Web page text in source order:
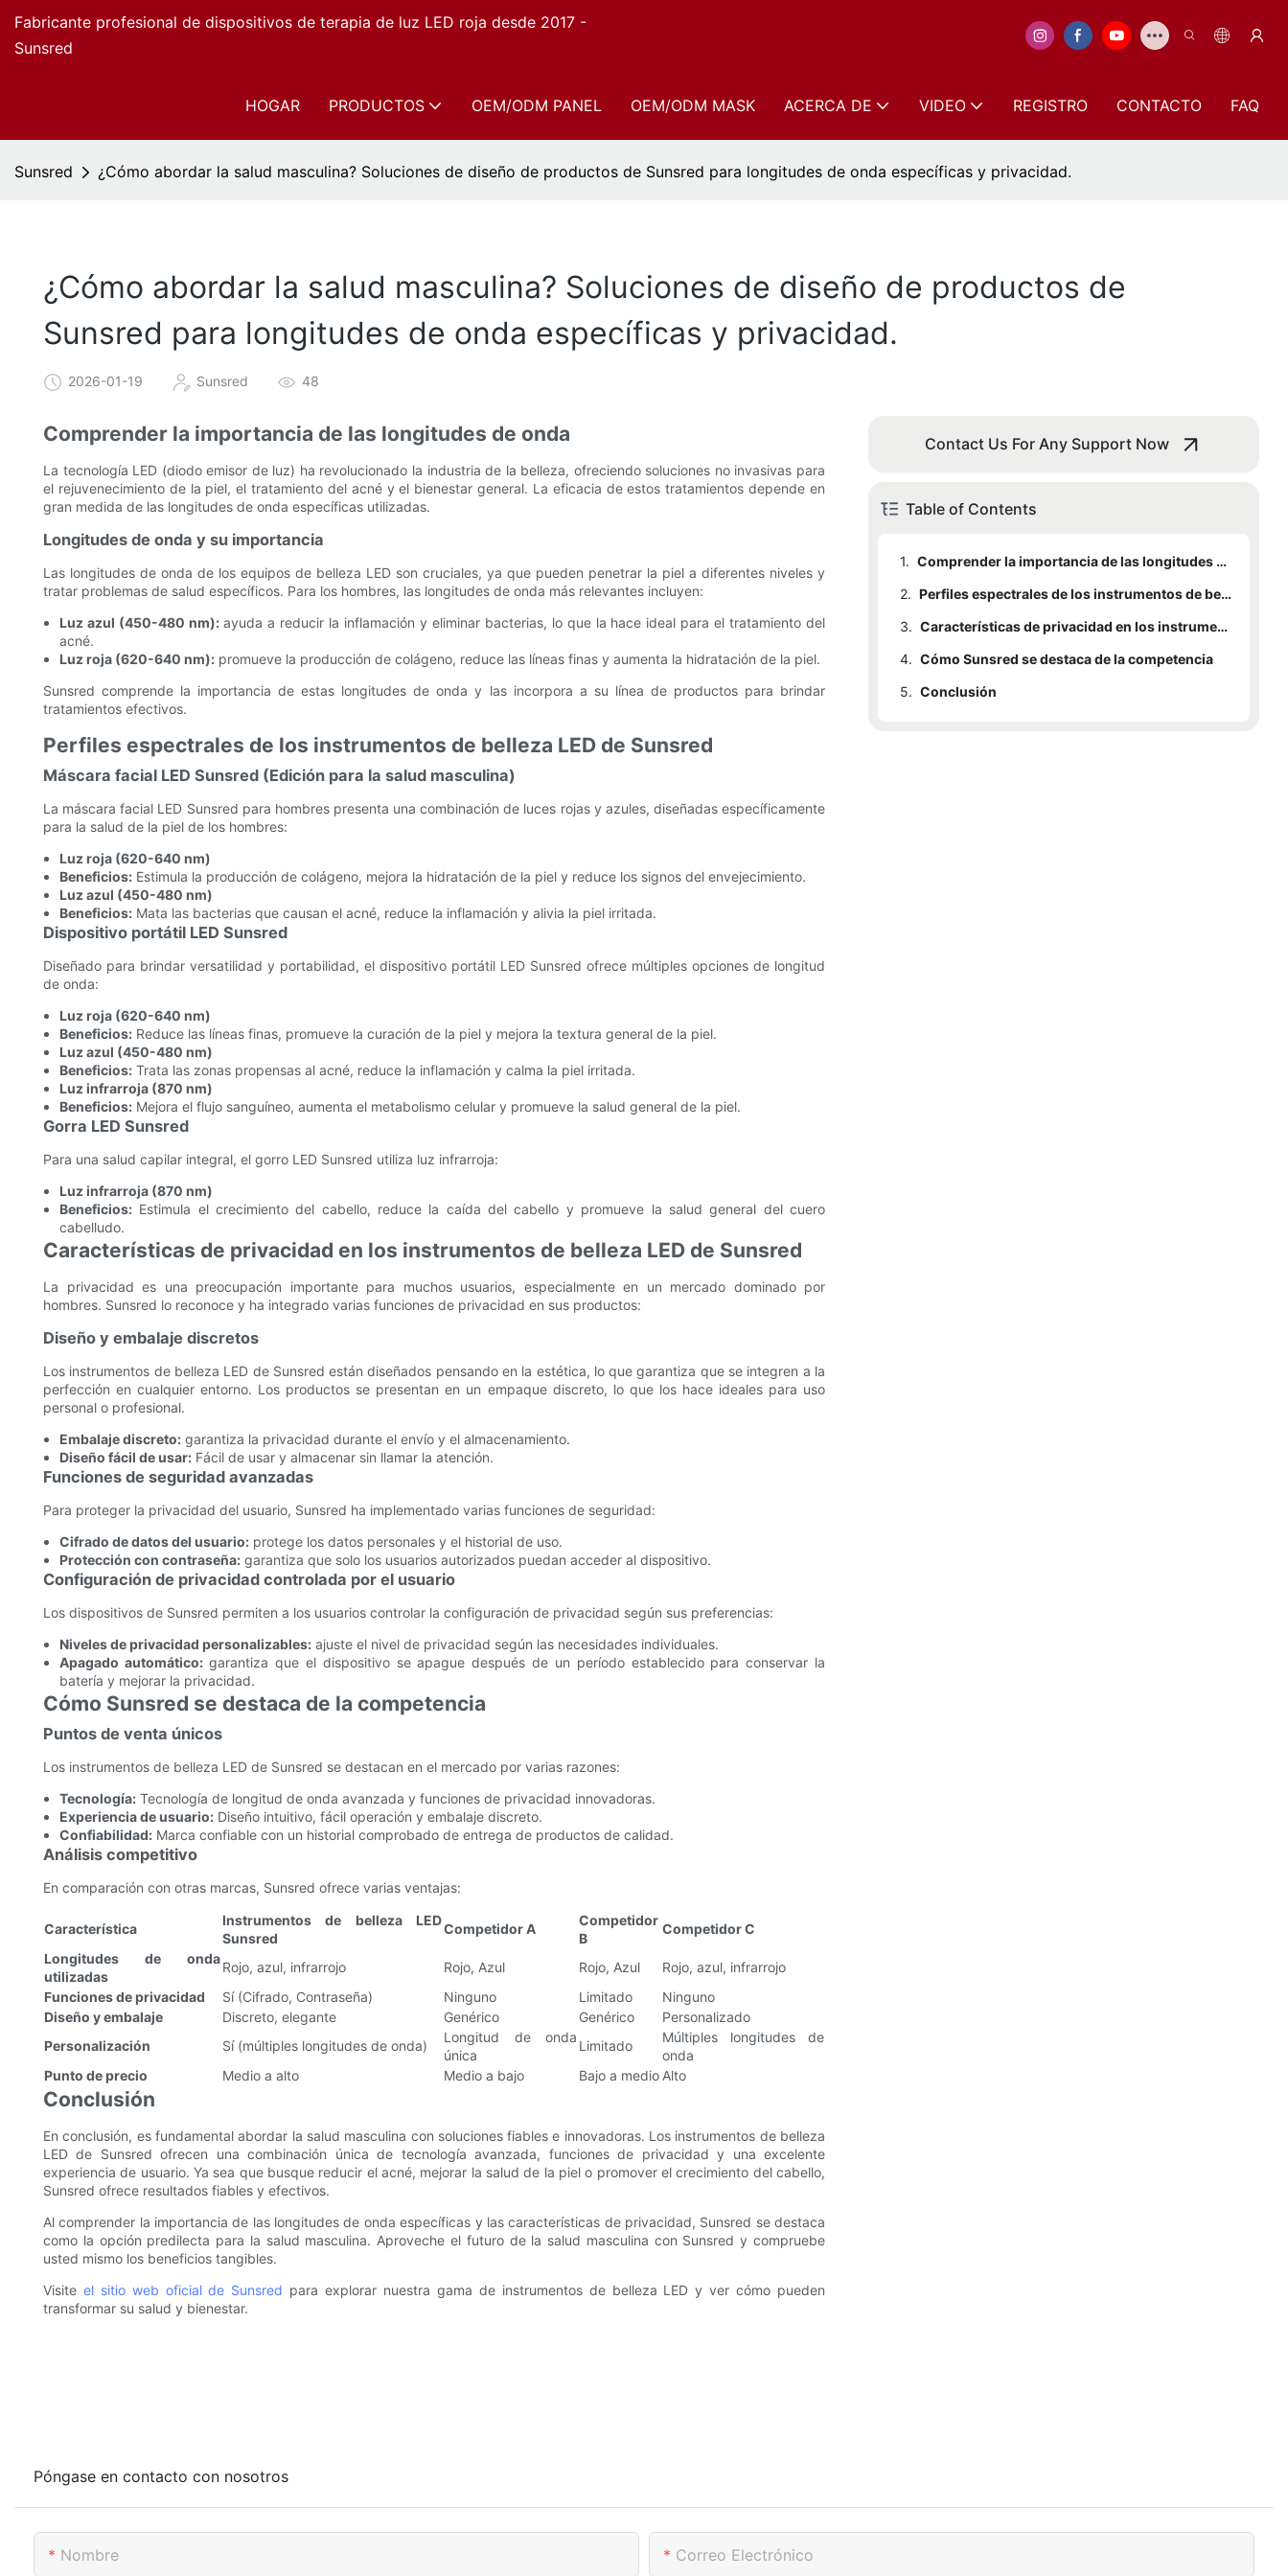
Fabricante profesional de dispositivos de terapia de luz LED roja desde 2017 -
Sunsred
HOGAR PRODUCTOS OEM/ODM PANEL OEM/ODM MASK ACERCA DE VIDEO REGISTRO CONTACTO FAQ
Sunsred ¿Cómo abordar la salud masculina? Soluciones de diseño de productos de Sunsred para longitudes de onda específicas y privacidad.
¿Cómo abordar la salud masculina? Soluciones de diseño de productos de
Sunsred para longitudes de onda específicas y privacidad.
2026-01-19 Sunsred 48
Comprender la importancia de las longitudes de onda
La tecnología LED (diodo emisor de luz) ha revolucionado la industria de la belleza, ofreciendo soluciones no invasivas para
el rejuvenecimiento de la piel, el tratamiento del acné y el bienestar general. La eficacia de estos tratamientos depende en
gran medida de las longitudes de onda específicas utilizadas.
Longitudes de onda y su importancia
Las longitudes de onda de los equipos de belleza LED son cruciales, ya que pueden penetrar la piel a diferentes niveles y
tratar problemas de salud específicos. Para los hombres, las longitudes de onda más relevantes incluyen:
Luz azul (450-480 nm):ayuda a reducir la inflamación y eliminar bacterias, lo que la hace ideal para el tratamiento del
acné.
Luz roja (620-640 nm):promueve la producción de colágeno, reduce las líneas finas y aumenta la hidratación de la piel.
Sunsred comprende la importancia de estas longitudes de onda y las incorpora a su línea de productos para brindar
tratamientos efectivos.
Perfiles espectrales de los instrumentos de belleza LED de Sunsred
Máscara facial LED Sunsred (Edición para la salud masculina)
La máscara facial LED Sunsred para hombres presenta una combinación de luces rojas y azules, diseñadas específicamente
para la salud de la piel de los hombres:
Luz roja (620-640 nm)
Beneficios:Estimula la producción de colágeno, mejora la hidratación de la piel y reduce los signos del envejecimiento.
Luz azul (450-480 nm)
Beneficios:Mata las bacterias que causan el acné, reduce la inflamación y alivia la piel irritada.
Dispositivo portátil LED Sunsred
Diseñado para brindar versatilidad y portabilidad, el dispositivo portátil LED Sunsred ofrece múltiples opciones de longitud
de onda:
Luz roja (620-640 nm)
Beneficios:Reduce las líneas finas, promueve la curación de la piel y mejora la textura general de la piel.
Luz azul (450-480 nm)
Beneficios:Trata las zonas propensas al acné, reduce la inflamación y calma la piel irritada.
Luz infrarroja (870 nm)
Beneficios:Mejora el flujo sanguíneo, aumenta el metabolismo celular y promueve la salud general de la piel.
Gorra LED Sunsred
Para una salud capilar integral, el gorro LED Sunsred utiliza luz infrarroja:
Luz infrarroja (870 nm)
Beneficios:Estimula el crecimiento del cabello, reduce la caída del cabello y promueve la salud general del cuero
cabelludo.
Características de privacidad en los instrumentos de belleza LED de Sunsred
La privacidad es una preocupación importante para muchos usuarios, especialmente en un mercado dominado por
hombres. Sunsred lo reconoce y ha integrado varias funciones de privacidad en sus productos:
Diseño y embalaje discretos
Los instrumentos de belleza LED de Sunsred están diseñados pensando en la estética, lo que garantiza que se integren a la
perfección en cualquier entorno. Los productos se presentan en un empaque discreto, lo que los hace ideales para uso
personal o profesional.
Embalaje discreto:garantiza la privacidad durante el envío y el almacenamiento.
Diseño fácil de usar:Fácil de usar y almacenar sin llamar la atención.
Funciones de seguridad avanzadas
Para proteger la privacidad del usuario, Sunsred ha implementado varias funciones de seguridad:
Cifrado de datos del usuario:protege los datos personales y el historial de uso.
Protección con contraseña:garantiza que solo los usuarios autorizados puedan acceder al dispositivo.
Configuración de privacidad controlada por el usuario
Los dispositivos de Sunsred permiten a los usuarios controlar la configuración de privacidad según sus preferencias:
Niveles de privacidad personalizables:ajuste el nivel de privacidad según las necesidades individuales.
Apagado automático:garantiza que el dispositivo se apague después de un período establecido para conservar la
batería y mejorar la privacidad.
Cómo Sunsred se destaca de la competencia
Puntos de venta únicos
Los instrumentos de belleza LED de Sunsred se destacan en el mercado por varias razones:
Tecnología:Tecnología de longitud de onda avanzada y funciones de privacidad innovadoras.
Experiencia de usuario:Diseño intuitivo, fácil operación y embalaje discreto.
Confiabilidad:Marca confiable con un historial comprobado de entrega de productos de calidad.
Análisis competitivo
En comparación con otras marcas, Sunsred ofrece varias ventajas:
Característica
Instrumentos de belleza LED
Sunsred
Competidor A
Competidor
B
Competidor C
Longitudes de onda
utilizadas
Rojo, azul, infrarrojo Rojo, Azul Rojo, Azul
Rojo, azul, infrarrojo
Funciones de privacidad
Sí (Cifrado, Contraseña) Ninguno Limitado
Ninguno
Diseño y embalaje
Discreto, elegante Genérico Genérico
Personalizado
Personalización
Sí (múltiples longitudes de onda)
Longitud de onda
única
Limitado
Múltiples longitudes de
onda
Punto de precio
Medio a alto Medio a bajo Bajo a medio Alto
Conclusión
En conclusión, es fundamental abordar la salud masculina con soluciones fiables e innovadoras. Los instrumentos de belleza
LED de Sunsred ofrecen una combinación única de tecnología avanzada, funciones de privacidad y una excelente
experiencia de usuario. Ya sea que busque reducir el acné, mejorar la salud de la piel o promover el crecimiento del cabello,
Sunsred ofrece resultados fiables y efectivos.
Al comprender la importancia de las longitudes de onda específicas y las características de privacidad, Sunsred se destaca
como la opción predilecta para la salud masculina. Aproveche el futuro de la salud masculina con Sunsred y compruebe
usted mismo los beneficios tangibles.
Visite el sitio web oficial de Sunsred para explorar nuestra gama de instrumentos de belleza LED y ver cómo pueden
transformar su salud y bienestar.
Contact Us For Any Support Now
Table of Contents
1.
Comprender la importancia de las longitudes de onda
1.1 Longitudes de onda y su importancia
2.
Perfiles espectrales de los instrumentos de belleza LED de Sunsred
2.1
Máscara facial LED Sunsred (Edición para la salud masculina)
2.2 Dispositivo portátil LED Sunsred
2.3 Gorra LED Sunsred
3.
Características de privacidad en los instrumentos de belleza LED de Sunsred
3.1 Diseño y embalaje discretos
3.2 Funciones de seguridad avanzadas
4. Cómo Sunsred se destaca de la competencia
4.1 Puntos de venta únicos
5. Conclusión
Póngase en contacto con nosotros
Nombre Correo Electrónico